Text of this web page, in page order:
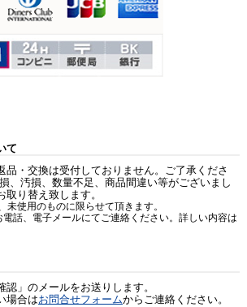
て
品・交換は受付しておりません。ご了承くださ
、汚損、数量不足、商品間違い等がございまし
り替え致します。
使用のものに限らせて頂きます。
話、電子メールにてご連絡ください。詳しい内容は
」のメールをお送りします。
場合はお問合せフォームからご連絡ください。